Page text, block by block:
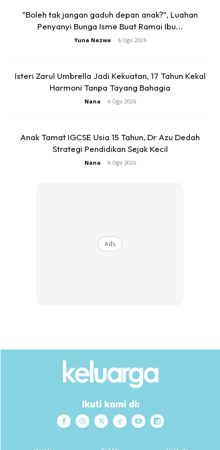
“Boleh tak jangan gaduh depan anak?”, Luahan
Penyanyi Bunga Isme Buat Ramai Ibu...
Yuna Nazwa - 6 Ogo 2026
Isteri Zarul Umbrella Jadi Kekuatan, 17 Tahun Kekal
Harmoni Tanpa Tayang Bahagia
Nana - 6 Ogo 2026
Anak Tamat IGCSE Usia 15 Tahun, Dr Azu Dedah
Strategi Pendidikan Sejak Kecil
Nana - 6 Ogo 2026
Ads
Ikuti kami di: